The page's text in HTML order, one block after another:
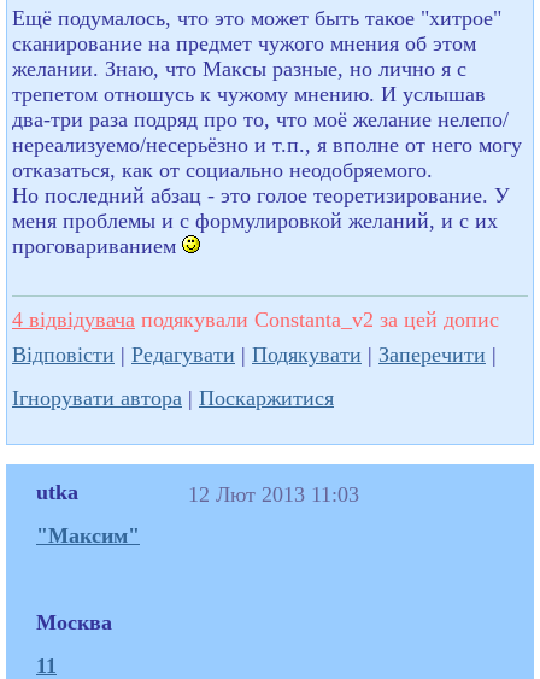
Ещё подумалось, что это может быть такое "хитрое"
сканирование на предмет чужого мнения об этом
желании. Знаю, что Максы разные, но лично я с
трепетом отношусь к чужому мнению. И услышав
два-три раза подряд про то, что моё желание нелепо/
нереализуемо/несерьёзно и т.п., я вполне от него могу
отказаться, как от социально неодобряемого.
Но последний абзац - это голое теоретизирование. У
меня проблемы и с формулировкой желаний, и с их
проговариванием
4 відвідувача подякували Constanta_v2 за цей допис
Відповісти | Редагувати | Подякувати | Заперечити |
Ігнорувати автора | Поскаржитися
utka
"Максим"
Москва
11
12 Лют 2013 11:03